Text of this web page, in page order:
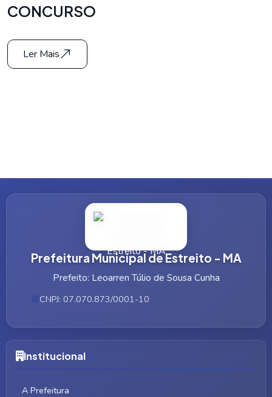
CONCURSO
Ler Mais
Prefeitura Municipal de Estreito - MA
Prefeito: Leoarren Túlio de Sousa Cunha
CNPJ: 07.070.873/0001-10
Institucional
A Prefeitura